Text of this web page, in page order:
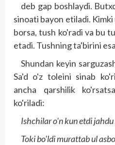
deb gap boshlaydi.
sinoati bayon etiladi.
borsa, tush ko'radi va bu
etadi. Tushning ta'birini
Shundan keyin
Sa'd o'z toleini sinab
ancha qarshilik
ko'riladi:
Ishchilar o'n kun etdi
Toki bo'ldi murattab ul